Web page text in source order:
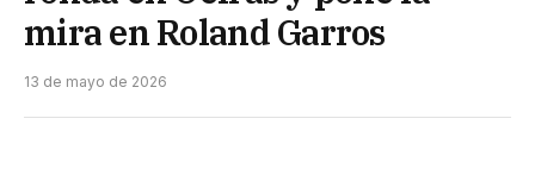
mira en Roland Garros
13 de mayo de 2026